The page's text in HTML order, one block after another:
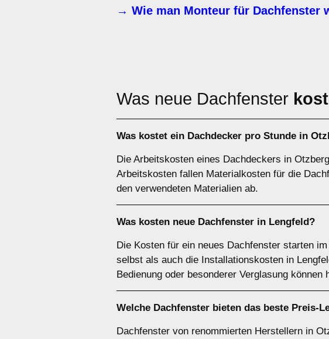
→ Wie man Monteur für Dachfenster
Was neue Dachfenster
Was kostet ein Dachdecker pro Stunde in
Die Arbeitskosten eines Dachdeckers in
Arbeitskosten fallen Materialkosten für die
den verwendeten Materialien ab.
Was kosten neue Dachfenster in Lengfeld?
Die Kosten für ein neues Dachfenster starten
selbst als auch die Installationskosten in
Bedienung oder besonderer Verglasung können
Welche Dachfenster bieten das beste Preis-
Dachfenster von renommierten Herstellern in